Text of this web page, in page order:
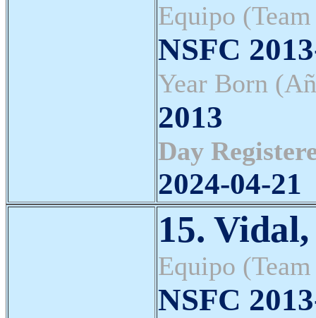
Equipo
NSFC
Year Born
2013
Day
2024-04-21
15.
Equipo
NSFC